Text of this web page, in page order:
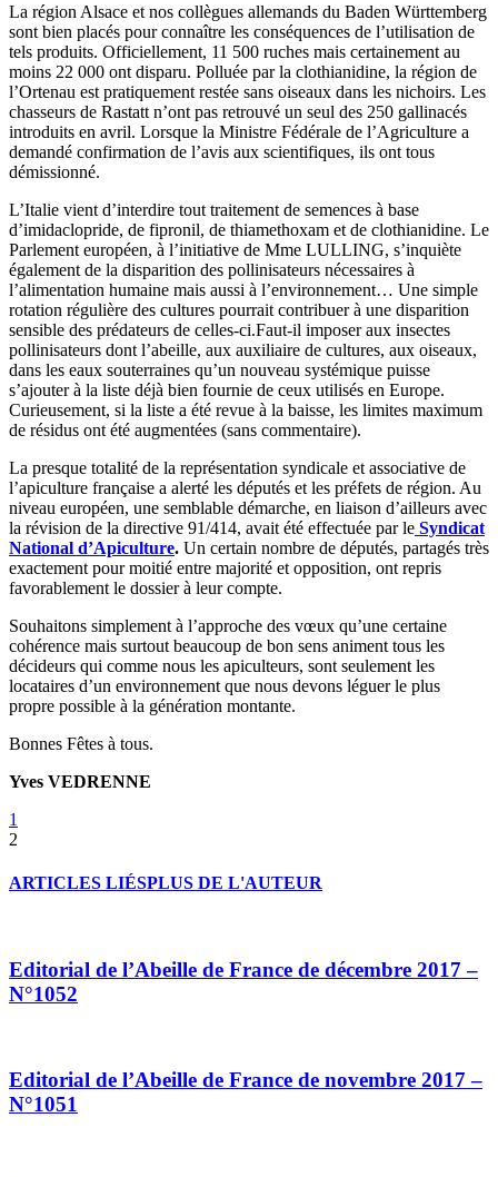
La région Alsace et nos collègues allemands du Baden Württemberg
sont bien placés pour connaître les conséquences de l’utilisation de
tels produits. Officiellement, 11 500 ruches mais certainement au
moins 22 000 ont disparu. Polluée par la clothianidine, la région de
l’Ortenau est pratiquement restée sans oiseaux dans les nichoirs. Les
chasseurs de Rastatt n’ont pas retrouvé un seul des 250 gallinacés
introduits en avril. Lorsque la Ministre Fédérale de l’Agriculture a
demandé confirmation de l’avis aux scientifiques, ils ont tous
démissionné.
L’Italie vient d’interdire tout traitement de semences à base
d’imidaclopride, de fipronil, de thiamethoxam et de clothianidine. Le
Parlement européen, à l’initiative de Mme LULLING, s’inquiète
également de la disparition des pollinisateurs nécessaires à
l’alimentation humaine mais aussi à l’environnement… Une simple
rotation régulière des cultures pourrait contribuer à une disparition
sensible des prédateurs de celles-ci.Faut-il imposer aux insectes
pollinisateurs dont l’abeille, aux auxiliaire de cultures, aux oiseaux,
dans les eaux souterraines qu’un nouveau systémique puisse
s’ajouter à la liste déjà bien fournie de ceux utilisés en Europe.
Curieusement, si la liste a été revue à la baisse, les limites maximum
de résidus ont été augmentées (sans commentaire).
La presque totalité de la représentation syndicale et associative de
l’apiculture française a alerté les députés et les préfets de région. Au
niveau européen, une semblable démarche, en liaison d’ailleurs avec
la révision de la directive 91/414, avait été effectuée par le Syndicat
National d’Apiculture. Un certain nombre de députés, partagés très
exactement pour moitié entre majorité et opposition, ont repris
favorablement le dossier à leur compte.
Souhaitons simplement à l’approche des vœux qu’une certaine
cohérence mais surtout beaucoup de bon sens animent tous les
décideurs qui comme nous les apiculteurs, sont seulement les
locataires d’un environnement que nous devons léguer le plus
propre possible à la génération montante.
Bonnes Fêtes à tous.
Yves VEDRENNE
1
2
ARTICLES LIÉSPLUS DE L'AUTEUR
Editorial de l’Abeille de France de décembre 2017 –
N°1052
Editorial de l’Abeille de France de novembre 2017 –
N°1051